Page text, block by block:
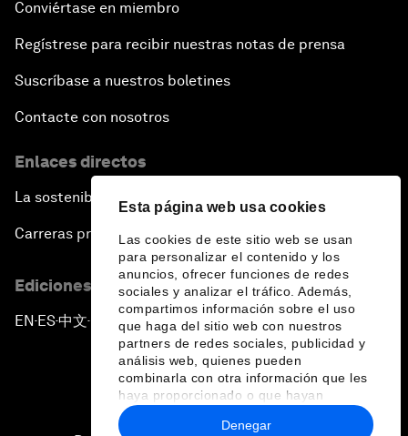
Esta página web usa cookies
Las cookies de este sitio web se usan
para personalizar el contenido y los
anuncios, ofrecer funciones de redes
sociales y analizar el tráfico. Además,
compartimos información sobre el uso
que haga del sitio web con nuestros
partners de redes sociales, publicidad y
análisis web, quienes pueden
combinarla con otra información que les
haya proporcionado o que hayan
recopilado a partir del uso que haya
hecho de sus servicios.
Denegar
Conviértase en miembro
Regístrese para recibir nuestras notas de prensa
Suscríbase a nuestros boletines
Contacte con nosotros
Enlaces directos
La sostenibilidad en el Foro
Carreras profesionales
Ediciones en otros idiomas
EN ▪ ES▪中文▪ 日本語